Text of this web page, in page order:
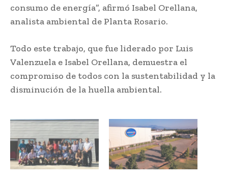
consumo de energía”, afirmó Isabel Orellana,
analista ambiental de Planta Rosario.
Todo este trabajo, que fue liderado por Luis
Valenzuela e Isabel Orellana, demuestra el
compromiso de todos con la sustentabilidad y la
disminución de la huella ambiental.